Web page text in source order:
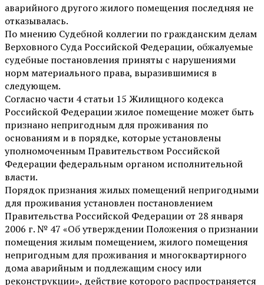
аварийного другого жилого помещения последняя не
отказывалась.
По мнению Судебной коллегии по гражданским делам
Верховного Суда Российской Федерации, обжалуемые
судебные постановления приняты с нарушениями
норм материального права, выразившимися в
следующем.
Согласно части 4 статьи 15 Жилищного кодекса
Российской Федерации жилое помещение может быть
признано непригодным для проживания по
основаниям и в порядке, которые установлены
уполномоченным Правительством Российской
Федерации федеральным органом исполнительной
власти.
Порядок признания жилых помещений непригодными
для проживания установлен постановлением
Правительства Российской Федерации от 28 января
2006 г. № 47 «Об утверждении Положения о признании
помещения жилым помещением, жилого помещения
непригодным для проживания и многоквартирного
дома аварийным и подлежащим сносу или
реконструкции», действие которого распространяется